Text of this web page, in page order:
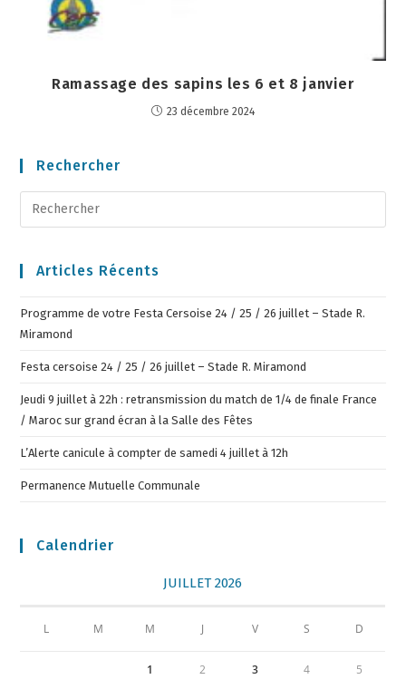
Ramassage des sapins les 6 et 8 janvier
23 décembre 2024
Rechercher
Articles Récents
Programme de votre Festa Cersoise 24 / 25 / 26 juillet – Stade R.
Miramond
Festa cersoise 24 / 25 / 26 juillet – Stade R. Miramond
Jeudi 9 juillet à 22h : retransmission du match de 1/4 de finale France
/ Maroc sur grand écran à la Salle des Fêtes
L’Alerte canicule à compter de samedi 4 juillet à 12h
Permanence Mutuelle Communale
Calendrier
JUILLET 2026
L M M J V S D
1 2 3 4 5